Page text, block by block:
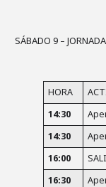
SÁBADO 9 –
HORA
14:30
14:30
16:00
16:30